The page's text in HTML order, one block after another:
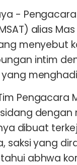
-
alias
menyebut
intim
Pengacara
dengan
dibuat
saksi yang
abhwa